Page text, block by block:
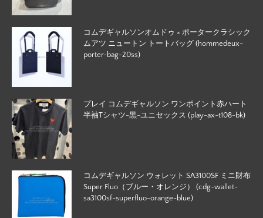
コムデギャルソンオムドゥ × ポータークラシック
ムアツ ニュートン トートバッグ (hommedeux-
porter-bag-20ss)
プレイ コムデギャルソン ワンポイント赤ハート
半袖Tシャツ-黒-ユニセックス (play-ax-t108-bk)
コムデギャルソン ウォレット SA3100SF ミニ財布
Super Fluo（ブルー・オレンジ） (cdg-wallet-
sa3100sf-superfluo-orange-blue)